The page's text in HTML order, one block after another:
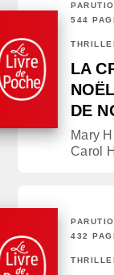
544
LA
DE
Mary
Carol
432